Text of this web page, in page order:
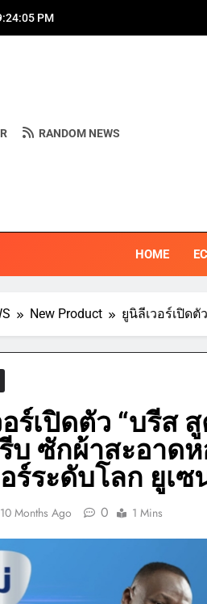
PM
RANDOM NEWS
HOME
New Product ยูนิลีเวอร์เปิด
ร์เปิดตัว “บรีส
รีบ ซักผ้าสะอาด
ร์ระดับโลก ยูเ
10 Months Ago 0 1 Mins